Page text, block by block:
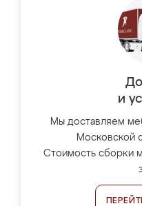
и
Мы доставляем
Московской
Стоимость сборки